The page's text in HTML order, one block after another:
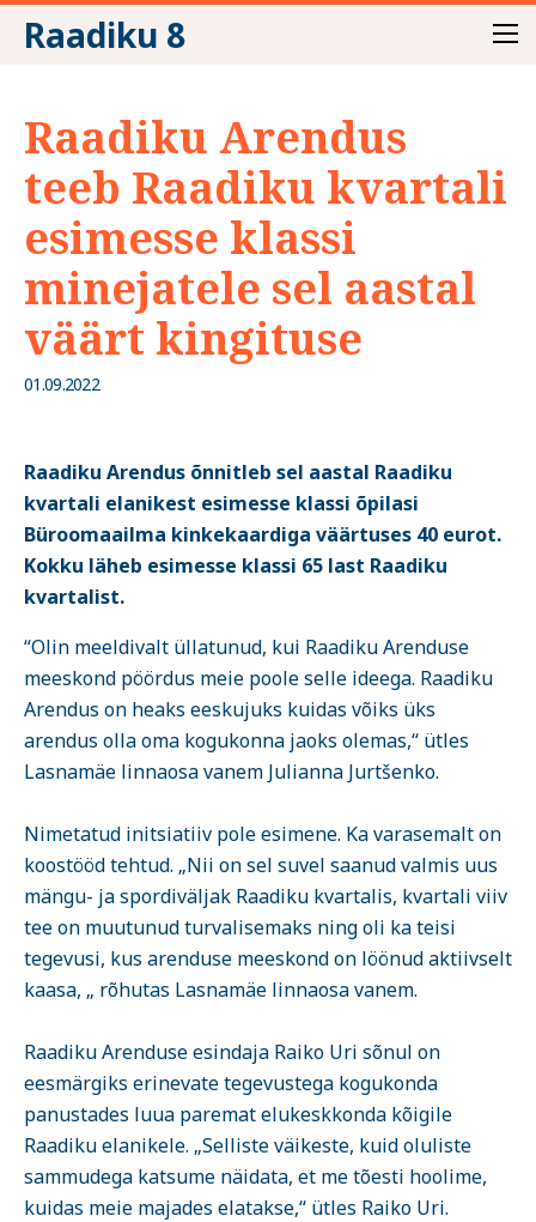
Raadiku 8
Raadiku Arendus
teeb Raadiku kvartali
esimesse klassi
minejatele sel aastal
väärt kingituse
01.09.2022
Raadiku Arendus õnnitleb sel aastal Raadiku
kvartali elanikest esimesse klassi õpilasi
Büroomaailma kinkekaardiga väärtuses 40 eurot.
Kokku läheb esimesse klassi 65 last Raadiku
kvartalist.
“Olin meeldivalt üllatunud, kui Raadiku Arenduse
meeskond pöördus meie poole selle ideega. Raadiku
Arendus on heaks eeskujuks kuidas võiks üks
arendus olla oma kogukonna jaoks olemas,“ ütles
Lasnamäe linnaosa vanem Julianna Jurtšenko.
Nimetatud initsiatiiv pole esimene. Ka varasemalt on
koostööd tehtud. „Nii on sel suvel saanud valmis uus
mängu- ja spordiväljak Raadiku kvartalis, kvartali viiv
tee on muutunud turvalisemaks ning oli ka teisi
tegevusi, kus arenduse meeskond on löönud aktiivselt
kaasa, „ rõhutas Lasnamäe linnaosa vanem.
Raadiku Arenduse esindaja Raiko Uri sõnul on
eesmärgiks erinevate tegevustega kogukonda
panustades luua paremat elukeskkonda kõigile
Raadiku elanikele. „Selliste väikeste, kuid oluliste
sammudega katsume näidata, et me tõesti hoolime,
kuidas meie majades elatakse,“ ütles Raiko Uri.